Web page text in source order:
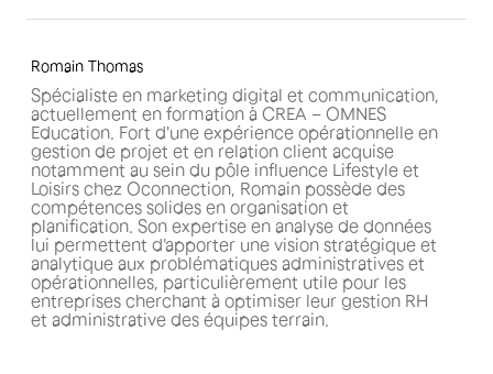
Romain Thomas
Spécialiste en marketing digital et communication,
actuellement en formation à CREA – OMNES
Education. Fort d'une expérience opérationnelle en
gestion de projet et en relation client acquise
notamment au sein du pôle influence Lifestyle et
Loisirs chez Oconnection, Romain possède des
compétences solides en organisation et
planification. Son expertise en analyse de données
lui permettent d'apporter une vision stratégique et
analytique aux problématiques administratives et
opérationnelles, particulièrement utile pour les
entreprises cherchant à optimiser leur gestion RH
et administrative des équipes terrain.